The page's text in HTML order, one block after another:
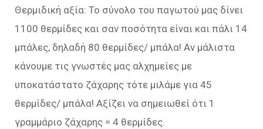
Θερμιδική αξία: Το σύνολο του παγωτού μας δίνει
1100 θερμίδες και σαν ποσότητα είναι και πάλι 14
μπάλες, δηλαδή 80 θερμίδες/ μπάλα! Αν μάλιστα
κάνουμε τις γνωστές μας αλχημείες με
υποκατάστατο ζάχαρης τότε μιλάμε για 45
θερμίδες/ μπάλα! Αξίζει να σημειωθεί ότι 1
γραμμάριο ζάχαρης = 4 θερμίδες.